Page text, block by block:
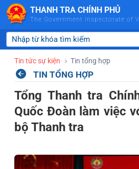
Skip to Main Content
THANH TRA CHÍNH PHỦ
The Government Inspectorate of
Tin tức sự kiện Tin tổng hợp
TIN TỔNG HỢP
Tổng Thanh tra
Quốc Đoàn làm việc
bộ Thanh tra